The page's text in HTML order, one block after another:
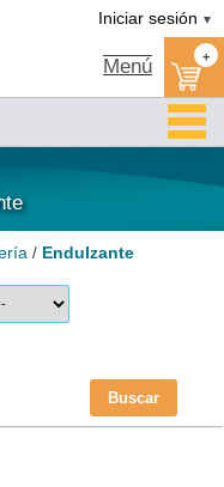
Iniciar sesión ▼
Menú +
/ Endulzante
Buscar